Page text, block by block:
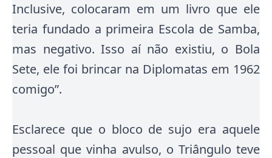
Inclusive, colocaram em um livro que ele
teria fundado a primeira Escola de Samba,
mas negativo. Isso aí não existiu, o Bola
Sete, ele foi brincar na Diplomatas em 1962
comigo”.
Esclarece que o bloco de sujo era aquele
pessoal que vinha avulso, o Triângulo teve